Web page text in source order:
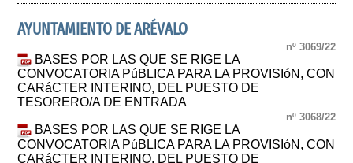
AYUNTAMIENTO DE ARÉVALO
nº 3069/22
BASES POR LAS QUE SE RIGE LA
CONVOCATORIA PúBLICA PARA LA PROVISIóN, CON
CARáCTER INTERINO, DEL PUESTO DE
TESORERO/A DE ENTRADA
nº 3068/22
BASES POR LAS QUE SE RIGE LA
CONVOCATORIA PúBLICA PARA LA PROVISIóN, CON
CARáCTER INTERINO, DEL PUESTO DE